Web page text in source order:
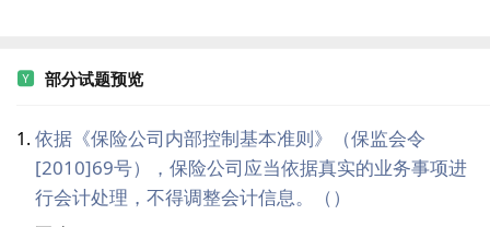
部分试题预览
依据《保险公司内部控制基本准则》（保监会令
[2010]69号），保险公司应当依据真实的业务事项进
行会计处理，不得调整会计信息。（）